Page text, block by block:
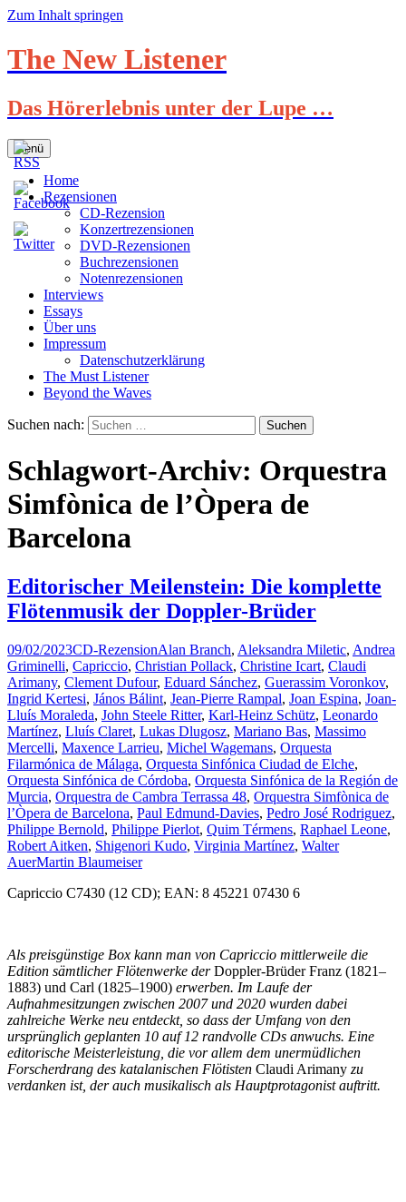
Zum Inhalt springen
The New Listener
Das Hörerlebnis unter der Lupe …
Menü
Home
Rezensionen
CD-Rezension
Konzertrezensionen
DVD-Rezensionen
Buchrezensionen
Notenrezensionen
Interviews
Essays
Über uns
Impressum
Datenschutzerklärung
The Must Listener
Beyond the Waves
Suchen nach:
Schlagwort-Archiv: Orquestra
Simfònica de l’Òpera de
Barcelona
Editorischer Meilenstein: Die komplette
Flötenmusik der Doppler-Brüder
09/02/2023CD-RezensionAlan Branch, Aleksandra Miletic, Andrea
Griminelli, Capriccio, Christian Pollack, Christine Icart, Claudi
Arimany, Clement Dufour, Eduard Sánchez, Guerassim Voronkov,
Ingrid Kertesi, János Bálint, Jean-Pierre Rampal, Joan Espina, Joan-
Lluís Moraleda, John Steele Ritter, Karl-Heinz Schütz, Leonardo
Martínez, Lluís Claret, Lukas Dlugosz, Mariano Bas, Massimo
Mercelli, Maxence Larrieu, Michel Wagemans, Orquesta
Filarmónica de Málaga, Orquesta Sinfónica Ciudad de Elche,
Orquesta Sinfónica de Córdoba, Orquesta Sinfónica de la Región de
Murcia, Orquestra de Cambra Terrassa 48, Orquestra Simfònica de
l’Òpera de Barcelona, Paul Edmund-Davies, Pedro José Rodriguez,
Philippe Bernold, Philippe Pierlot, Quim Térmens, Raphael Leone,
Robert Aitken, Shigenori Kudo, Virginia Martínez, Walter
AuerMartin Blaumeiser
Capriccio C7430 (12 CD); EAN: 8 45221 07430 6
Als preisgünstige Box kann man von Capriccio mittlerweile die
Edition sämtlicher Flötenwerke derDoppler-Brüder Franz (1821–
1883) und Carl (1825–1900) erwerben. Im Laufe der
Aufnahmesitzungen zwischen 2007 und 2020 wurden dabei
zahlreiche Werke neu entdeckt, so dass der Umfang von den
ursprünglich geplanten 10 auf 12 randvolle CDs anwuchs. Eine
editorische Meisterleistung, die vor allem dem unermüdlichen
Forscherdrang des katalanischen Flötisten Claudi Arimany zu
verdanken ist, der auch musikalisch als Hauptprotagonist auftritt.